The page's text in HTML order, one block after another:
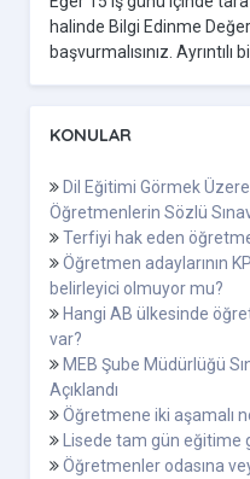
halinde Bilgi Edinme
başvurmalısınız. Ayrıntılı
KONULAR
Dil Eğitimi Görmek
Öğretmenlerin Sözlü
Terfiyi hak eden
Öğretmen adaylarının
belirleyici olmuyor mu?
Hangi AB ülkesinde
var?
MEB Şube Müdürlüğü
Açıklandı
Öğretmene iki aşamalı
Lisede tam gün
Öğretmenler odasına